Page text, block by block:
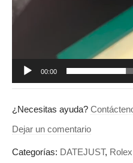
00:00
¿Necesitas ayuda?
Dejar un comentario
Categorías: DATEJUST, Rolex